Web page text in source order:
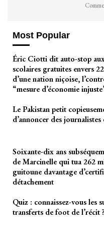
Most Popular
Éric Ciotti dit auto-stop
scolaires gratuites envers
d’une nation niçoise,
“mesure d’économie
Le Pakistan petit
d’annoncer des
Soixante-dix ans
de Marcinelle qui tua 262
guitoune davantage
détachement
Quiz : connaissez-vous les
transferts de foot de l’récit ?